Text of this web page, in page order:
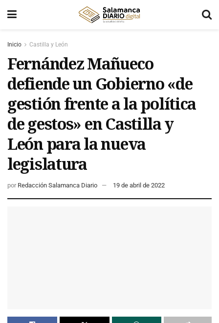
Inicio Castilla y León
Fernández Mañueco
defiende un Gobierno «de
gestión frente a la política
de gestos» en Castilla y
León para la nueva
legislatura
por Redacción Salamanca Diario 19 de abril de 2022